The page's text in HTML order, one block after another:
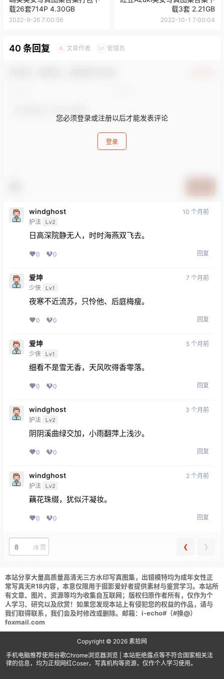
载26套714P 4.30GB
2022-9-26 7:00:56
载3套 2.21GB
2022-10-1 7:00:04
40 条回复 A 文章作者 M 管理员
您必须登录或注册以后才能发表评论
登录
windghost
护法 Lv2
10 个月前
日高深院静无人，时时海燕双飞去。
0 0 回复
爱坤
少侠 Lv1
7 个月前
夜寒不近流苏，只怜他、后庭梅瘦。
0 0 回复
爱坤
少侠 Lv1
5 个月前
细看不是雪无香，天风吹得香零落。
0 0 回复
windghost
护法 Lv2
3 个月前
阴阴溪曲绿交加，小雨翻萍上浅沙。
0 0 回复
windghost
护法 Lv2
2 个月前
藕花珠缀，犹似汗凝妆。
0 0 回复
/8 页 ❮ ❯
本站分享大量高质量高清无三方水印写真图集，出镜模特均为成年女性正
常写真无R18内容，本意仅限用于摄影爱好者提供素材与鉴赏学习。本站所
有文章、图片、资源等均为收集自互联网；版权归原作者所有，仅作为个
人学习、研究以及欣赏！如果您发现本站上有侵犯您的权益的作品，请与
我们取得联系，我们会及时修改或删除。邮箱：i-echo#（#换@）
foxmail.com
Copyright © 2026 素拾网
手机电脑推荐使用谷歌Chrome浏览器浏览 | 本站拒绝露点等不符合国家相关法
律的信息，均为正规网红Coser，写真机构等资源，仅作个人学习使用。